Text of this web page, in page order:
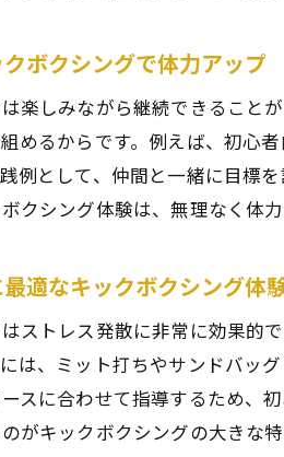
ボクシングで体力アップ
楽しみながら継続できること
めるからです。例えば、初心
例として、仲間と一緒に目標
クシング体験は、無理なく体
適なキックボクシング体
ストレス発散に非常に効果的
は、ミット打ちやサンドバッ
スに合わせて指導するため、
がキックボクシングの大きな特